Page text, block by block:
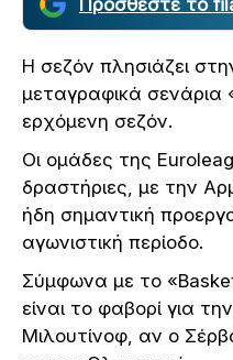
Η σεζόν πλησιάζει
μεταγραφικά σενάρια
ερχόμενη σεζόν.
Οι ομάδες της
δραστήριες, με την
ήδη σημαντική
αγωνιστική περίοδο.
Σύμφωνα με το
είναι το φαβορί για
Μιλουτίνοφ, αν ο